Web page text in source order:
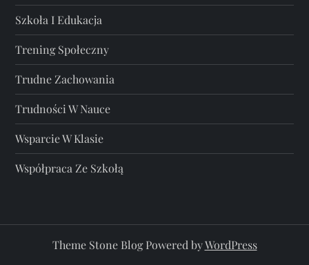
Szkoła I Edukacja
Trening Społeczny
Trudne Zachowania
Trudności W Nauce
Wsparcie W Klasie
Współpraca Ze Szkołą
Theme Stone Blog Powered byWordPress